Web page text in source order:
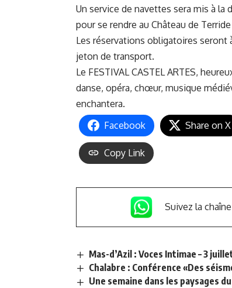
Un service de navettes sera mis à
pour se rendre au Château de
Les réservations obligatoires seront
jeton de transport.
Le FESTIVAL CASTEL ARTES,
danse, opéra, chœur, musique
enchantera.
Facebook
Share on X
Copy Link
Suivez la chaîne
Mas-d’Azil : Voces Intimae – 3
Chalabre : Conférence «Des
Une semaine dans les paysages